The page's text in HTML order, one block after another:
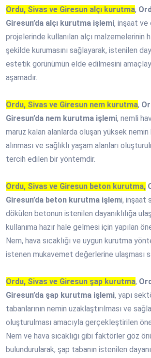
Ordu, Sivas ve Giresun alçı kurutma,
Giresun’da alçı kurutma işlemi, inşaat ve
projelerinde kullanılan alçı malzemelerinin
şekilde kurumasını sağlayarak, istenilen
estetik görünümün elde edilmesini
aşamadır.
Ordu, Sivas ve Giresun nem kurutma,
Giresun’da nem kurutma işlemi, nemli
maruz kalan alanlarda oluşan yüksek
alınması ve sağlıklı yaşam alanları
tercih edilen bir yöntemdir.
Ordu, Sivas ve Giresun beton kurutma,
Giresun’da beton kurutma işlemi, inşaat
dökülen betonun istenilen dayanıklılığa
kullanıma hazır hale gelmesi için yapılan
Nem, hava sıcaklığı ve uygun kurutma
istenen mukavemet değerlerine ulaşması
Ordu, Sivas ve Giresun şap kurutma,
Giresun’da şap kurutma işlemi, yapı
tabanlarının nemin uzaklaştırılması ve
oluşturulması amacıyla gerçekleştirilen
Nem ve hava sıcaklığı gibi faktörler göz
bulundurularak, şap tabanın istenilen